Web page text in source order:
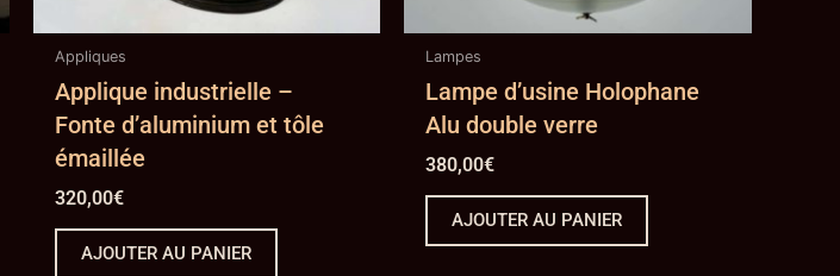
Appliques
Applique industrielle –
Fonte d’aluminium et tôle
émaillée
320,00€
AJOUTER AU PANIER
Lampes
Lampe d’usine Holophane
Alu double verre
380,00€
AJOUTER AU PANIER